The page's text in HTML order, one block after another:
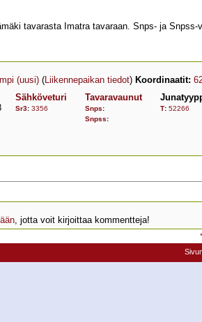
tavarasta Imatra tavaraan. Snps- ja
(uusi) (Liikennepaikan tiedot) Koordinaatit:
Sähköveturi
Sr3: 3356
Tavaravaunut
Snps:
Snpss:
T: 52266
, jotta voit kirjoittaa kommentteja!